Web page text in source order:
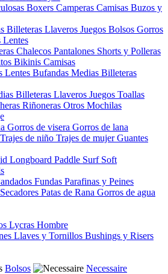
Boxers Camperas Camisas Buzos y
Billeteras Llaveros Juegos Bolsos Gorros
Lentes
Chalecos Pantalones Shorts y Polleras
Bikinis Camisas
Lentes Bufandas Medias Billeteras
Billeteras Llaveros Juegos Toallas
Riñoneras Otros Mochilas
Gorros de visera Gorros de lana
Trajes de niño Trajes de mujerGuantes
Longboard Paddle Surf Soft
Fundas Parafinas y Peines
Patas de Rana Gorros de agua
Lycras Hombre
Llaves y Tornillos Bushings y Risers
Bolsos Necessaire